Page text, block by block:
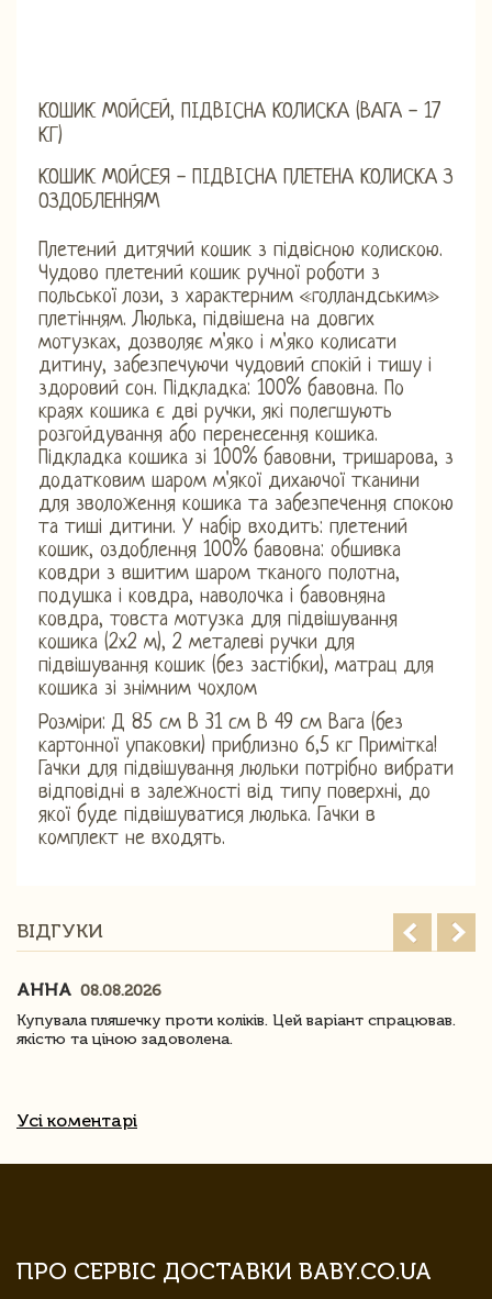
КОШИК МОЙСЕЙ, ПІДВІСНА КОЛИСКА (ВАГА - 17
КГ)
КОШИК МОЙСЕЯ - ПІДВІСНА ПЛЕТЕНА КОЛИСКА З
ОЗДОБЛЕННЯМ
Плетений дитячий кошик з підвісною колискою.
Чудово плетений кошик ручної роботи з
польської лози, з характерним «голландським»
плетінням. Люлька, підвішена на довгих
мотузках, дозволяє м'яко і м'яко колисати
дитину, забезпечуючи чудовий спокій і тишу і
здоровий сон. Підкладка: 100% бавовна. По
краях кошика є дві ручки, які полегшують
розгойдування або перенесення кошика.
Підкладка кошика зі 100% бавовни, тришарова, з
додатковим шаром м'якої дихаючої тканини
для зволоження кошика та забезпечення спокою
та тиші дитини. У набір входить: плетений
кошик, оздоблення 100% бавовна: обшивка
ковдри з вшитим шаром тканого полотна,
подушка і ковдра, наволочка і бавовняна
ковдра, товста мотузка для підвішування
кошика (2х2 м), 2 металеві ручки для
підвішування кошик (без застібки), матрац для
кошика зі знімним чохлом
Розміри: Д 85 см В 31 см В 49 см Вага (без
картонної упаковки) приблизно 6,5 кг Примітка!
Гачки для підвішування люльки потрібно вибрати
відповідні в залежності від типу поверхні, до
якої буде підвішуватися люлька. Гачки в
комплект не входять.
ВІДГУКИ
АННА 08.08.2026
Купувала пляшечку проти коліків. Цей варіант спрацював.
якістю та ціною задоволена.
Усі коментарі
ПРО СЕРВІС ДОСТАВКИ BABY.CO.UA